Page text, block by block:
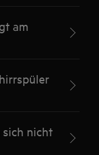
am
sich nicht